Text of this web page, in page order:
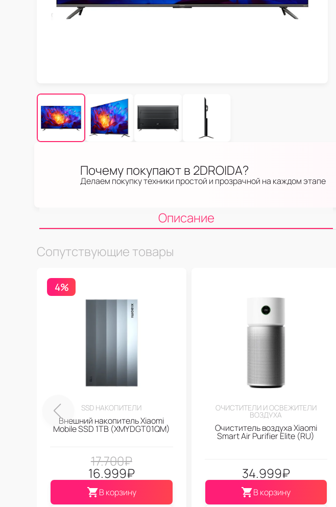
Почему покупают в 2DROIDA?
Делаем покупку техники простой и прозрачной на каждом этапе
Описание
Сопутствующие товары
4%
SSD НАКОПИТЕЛИ
Внешний накопитель Xiaomi
Mobile SSD 1TB (XMYDGT01QM)
17.700₽
16.999₽
В корзину
ОЧИСТИТЕЛИ И ОСВЕЖИТЕЛИ
ВОЗДУХА
Очиститель воздуха Xiaomi
Smart Air Purifier Elite (RU)
34.999₽
В корзину